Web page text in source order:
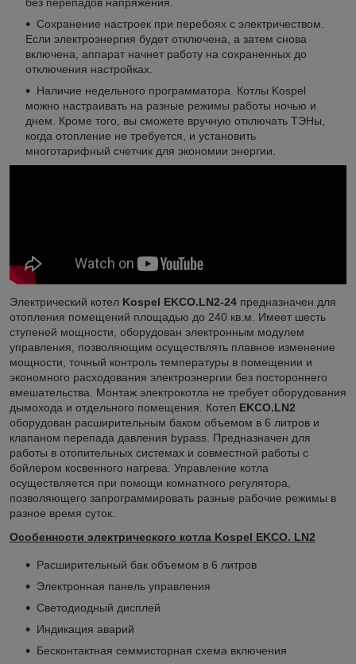
Сохранение настроек при перебоях с электричеством.
Если электроэнергия будет отключена, а затем снова
включена, аппарат начнет работу на сохраненных до
отключения настройках.
Наличие недельного программатора. Котлы Kospel
можно настраивать на разные режимы работы ночью и
днем. Кроме того, вы сможете вручную отключать ТЭНы,
когда отопление не требуется, и установить
многотарифный счетчик для экономии энергии.
Электрический котел Kospel EKCO.LN2-24 предназначен для
отопления помещений площадью до 240 кв.м. Имеет шесть
ступеней мощности, оборудован электронным модулем
управления, позволяющим осуществлять плавное изменение
мощности, точный контроль температуры в помещении и
экономного расходования электроэнергии без постороннего
вмешательства. Монтаж электрокотла не требует оборудования
дымохода и отдельного помещения. Котел EKCO.LN2
оборудован расширительным баком объемом в 6 литров и
клапаном перепада давления bypass. Предназначен для
работы в отопительных системах и совместной работы с
бойлером косвенного нагрева. Управление котла
осуществляется при помощи комнатного регулятора,
позволяющего запрограммировать разные рабочие режимы в
разное время суток.
Особенности электрического котла Kospel EKCO. LN2
Расширительный бак объемом в 6 литров
Электронная панель управления
Светодиодный дисплей
Индикация аварий
Бесконтактная семмисторная схема включения